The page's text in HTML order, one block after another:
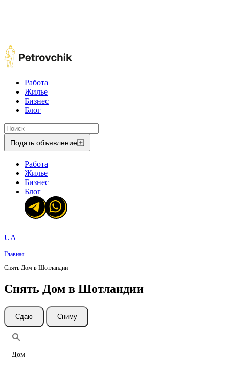
Работа
Жилье
Бизнес
Блог
Подать объявление
Работа
Жилье
Бизнес
Блог
UA
Главная
Снять Дом в Шотландии
Снять Дом в Шотландии
Cдаю Сниму
Дом